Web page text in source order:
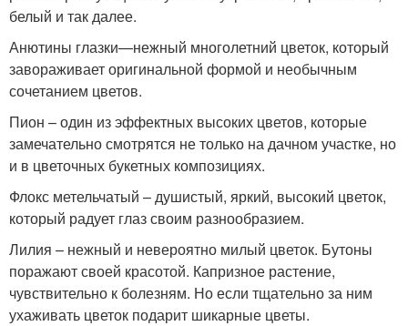
белый и так далее.
Анютины глазки—нежный многолетний цветок, который
завораживает оригинальной формой и необычным
сочетанием цветов.
Пион – один из эффектных высоких цветов, которые
замечательно смотрятся не только на дачном участке, но
и в цветочных букетных композициях.
Флокс метельчатый – душистый, яркий, высокий цветок,
который радует глаз своим разнообразием.
Лилия – нежный и невероятно милый цветок. Бутоны
поражают своей красотой. Капризное растение,
чувствительно к болезням. Но если тщательно за ним
ухаживать цветок подарит шикарные цветы.